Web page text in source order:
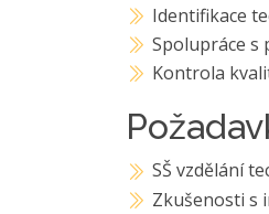
Identifikace
Spolupráce s
Kontrola
SŠ vzdělání
Zkušenosti s